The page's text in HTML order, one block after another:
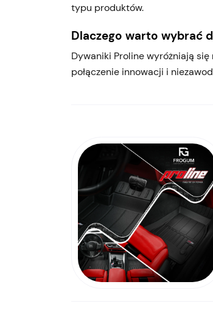
typu produktów.
Dlaczego warto wybrać
Dywaniki Proline wyróżniają
połączenie innowacji i